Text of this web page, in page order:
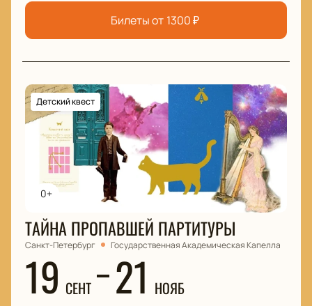
Билеты от 1300₽
0+
Детский квест
ТАЙНА ПРОПАВШЕЙ ПАРТИТУРЫ
Санкт-Петербург Государственная Академическая Капелла
19 СЕНТ 21 НОЯБ